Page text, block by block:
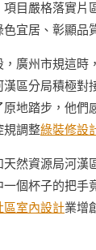
目嚴格落實片
色宜居、彰顯品
，廣州市規這時
區分局積極
地踏步，他們
規調整綠裝修設
然資源局河漢
個杯子的把手
區室內設計業增